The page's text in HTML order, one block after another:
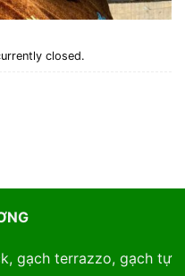
closed.
gạch terrazzo, gạch tự